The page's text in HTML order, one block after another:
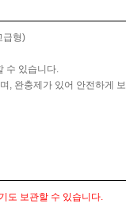
급형)
수 있습니다.
, 완충제가 있어 안전하게 보
도 보관할 수 있습니다.